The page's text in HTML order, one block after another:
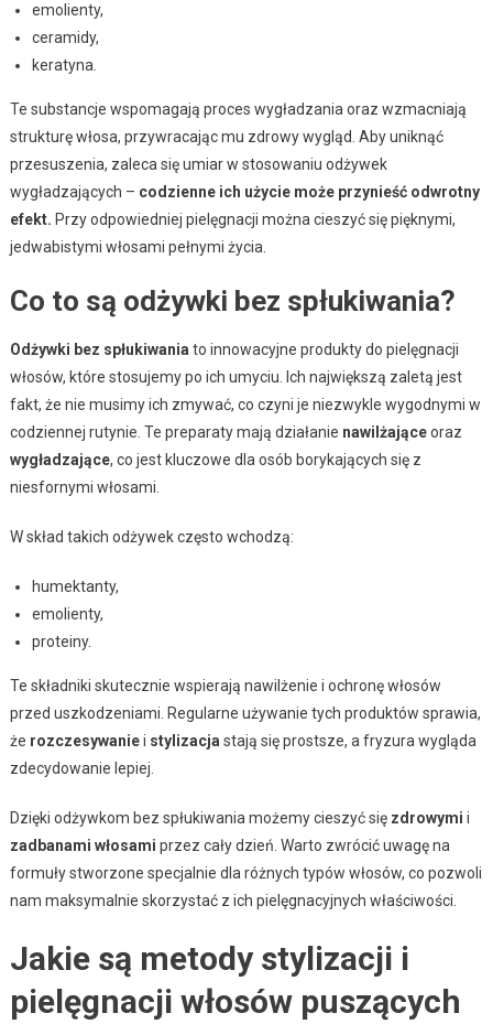
emolienty,
ceramidy,
keratyna.
Te substancje wspomagają proces wygładzania oraz wzmacniają
strukturę włosa, przywracając mu zdrowy wygląd. Aby uniknąć
przesuszenia, zaleca się umiar w stosowaniu odżywek
wygładzających – codzienne ich użycie może przynieść odwrotny
efekt. Przy odpowiedniej pielęgnacji można cieszyć się pięknymi,
jedwabistymi włosami pełnymi życia.
Co to są odżywki bez spłukiwania?
Odżywki bez spłukiwaniato innowacyjne produkty do pielęgnacji
włosów, które stosujemy po ich umyciu. Ich największą zaletą jest
fakt, że nie musimy ich zmywać, co czyni je niezwykle wygodnymi w
codziennej rutynie. Te preparaty mają działanie nawilżająceoraz
wygładzające, co jest kluczowe dla osób borykających się z
niesfornymi włosami.
W skład takich odżywek często wchodzą:
humektanty,
emolienty,
proteiny.
Te składniki skutecznie wspierają nawilżenie i ochronę włosów
przed uszkodzeniami. Regularne używanie tych produktów sprawia,
że rozczesywaniei stylizacjastają się prostsze, a fryzura wygląda
zdecydowanie lepiej.
Dzięki odżywkom bez spłukiwania możemy cieszyć się zdrowymi i
zadbanami włosami przez cały dzień. Warto zwrócić uwagę na
formuły stworzone specjalnie dla różnych typów włosów, co pozwoli
nam maksymalnie skorzystać z ich pielęgnacyjnych właściwości.
Jakie są metody stylizacji i
pielęgnacji włosów puszących